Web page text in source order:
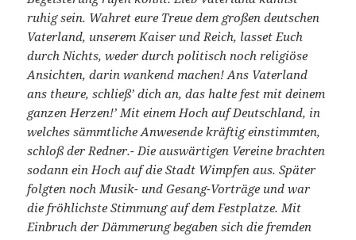
ruhig sein. Wahret eure Treue dem großen deutschen
Vaterland, unserem Kaiser und Reich, lasset Euch
durch Nichts, weder durch politisch noch religiöse
Ansichten, darin wankend machen! Ans Vaterland
ans theure, schließ’ dich an, das halte fest mit deinem
ganzen Herzen!’ Mit einem Hoch auf Deutschland, in
welches sämmtliche Anwesende kräftig einstimmten,
schloß der Redner.- Die auswärtigen Vereine brachten
sodann ein Hoch auf die Stadt Wimpfen aus. Später
folgten noch Musik- und Gesang-Vorträge und war
die fröhlichste Stimmung auf dem Festplatze. Mit
Einbruch der Dämmerung begaben sich die fremden